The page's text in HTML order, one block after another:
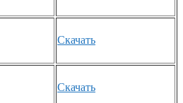
Скачать
Скачать